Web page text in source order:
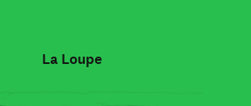
La Loupe